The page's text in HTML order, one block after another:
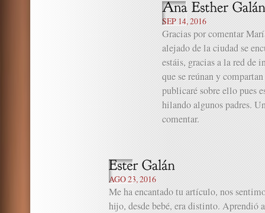
SEP 14, 2016
Gracias por comentar
alejado de la ciudad se
estáis, gracias a la red de
que se reúnan y
publicaré sobre ello pues
hilando algunos padres.
comentar.
AGO 23, 2016
Me ha encantado tu artículo, nos
hijo, desde bebé, era distinto. Aprendió